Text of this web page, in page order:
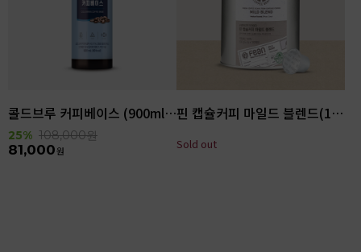
콜드브루 커피베이스 (900ml x 6ea)
25% 108,000원
81,000원
핀 캡슐커피 마일드 블렌드(100입)
Sold out